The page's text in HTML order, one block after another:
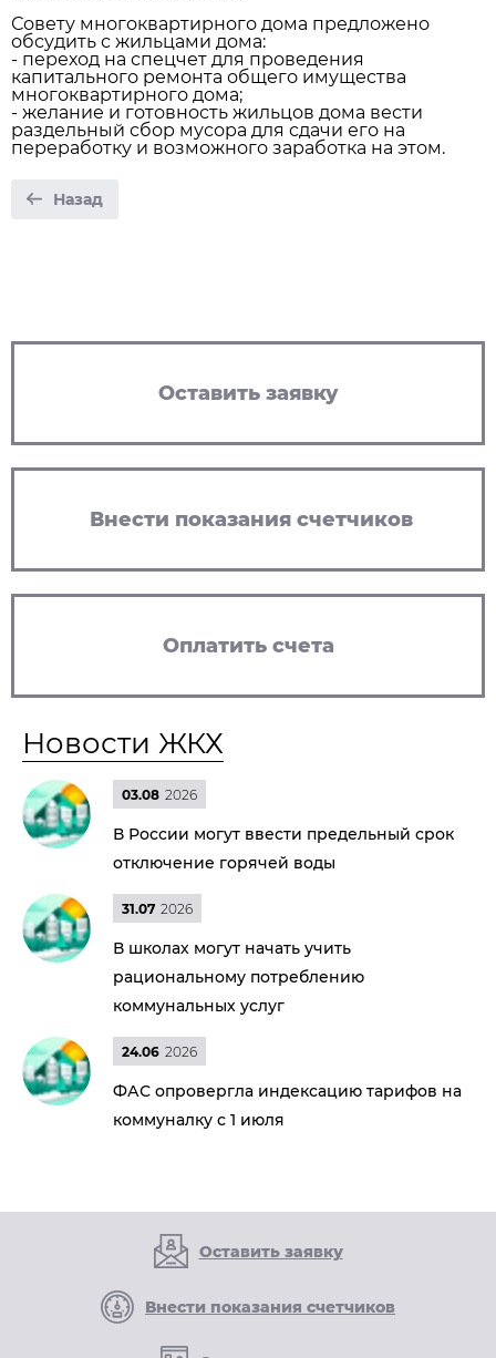
Совету многоквартирного дома предложено
обсудить с жильцами дома:
- переход на спецчет для проведения
капитального ремонта общего имущества
многоквартирного дома;
- желание и готовность жильцов дома вести
раздельный сбор мусора для сдачи его на
переработку и возможного заработка на этом.
Назад
Оставить заявку
Внести показания счетчиков
Оплатить счета
Новости ЖКХ
03.08 2026
В России могут ввести предельный срок
отключение горячей воды
31.07 2026
В школах могут начать учить
рациональному потреблению
коммунальных услуг
24.06 2026
ФАС опровергла индексацию тарифов на
коммуналку с 1 июля
Оставить заявку
Внести показания счетчиков